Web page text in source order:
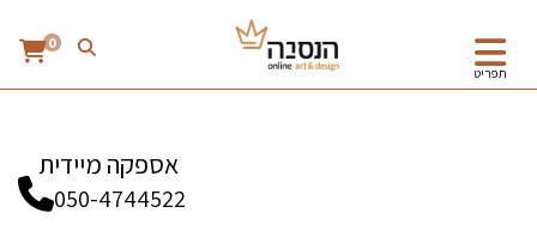
תפריט
0
אספקה מיידית
050-4744522